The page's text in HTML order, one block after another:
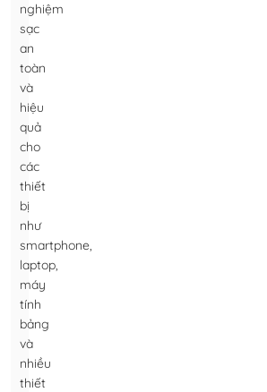
nghiệm
sạc
an
toàn
và
hiệu
quả
cho
các
thiết
bị
như
smartphone,
laptop,
máy
tính
bảng
và
nhiều
thiết